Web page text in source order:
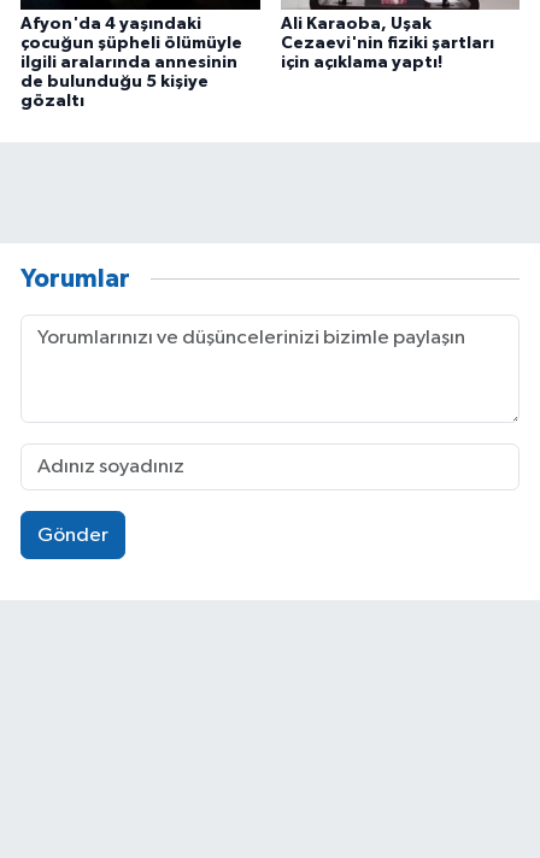
Afyon'da 4 yaşındaki
çocuğun şüpheli ölümüyle
ilgili aralarında annesinin
de bulunduğu 5 kişiye
gözaltı
Ali Karaoba, Uşak
Cezaevi'nin fiziki şartları
için açıklama yaptı!
Yorumlar
Gönder